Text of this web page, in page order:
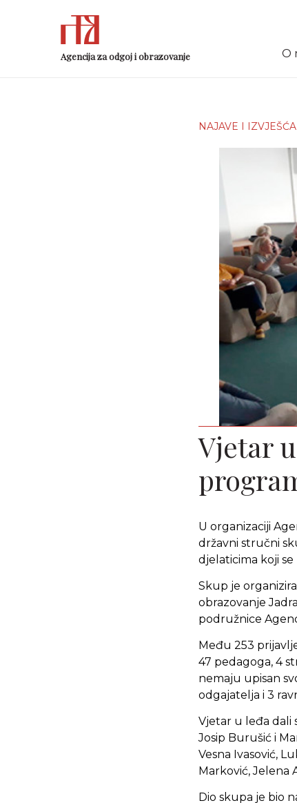
Agencija za odgoj i obrazovanje O
NAJAVE I IZVJEŠĆA
Vjetar
U organizaciji
državni stručni
djelaticima koji
Skup je
obrazovanje
podružnice
Među 253
47 pedagoga, 4
nemaju upisan
odgajatelja i 3
Vjetar u leđa dali
Josip Burušić i
Vesna Ivasović,
Marković, Jelena
Dio skupa je bio